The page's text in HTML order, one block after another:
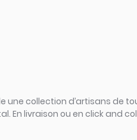
une collection d’artisans de
En livraison ou en click and